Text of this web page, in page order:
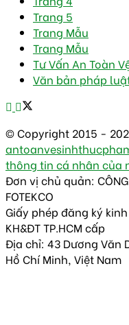
Trang 5
Trang Mẫu
Trang Mẫu
Tư Vấn An Toàn
Văn bản pháp
© Copyright 2015 -
thông tin cá nhân của
Đơn vị chủ quản: CÔNG
FOTEKCO
Giấy phép đăng ký
KH&ĐT TP.HCM cấp
Địa chỉ: 43 Dương Văn
Hồ Chí Minh, Việt Nam